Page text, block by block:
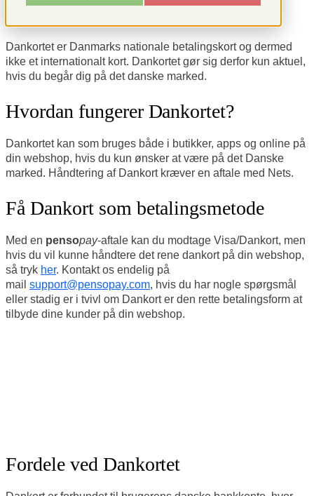
Dankortet er Danmarks nationale betalingskort og dermed
ikke et internationalt kort. Dankortet gør sig derfor kun aktuel,
hvis du begår dig på det danske marked.
Hvordan fungerer Dankortet?
Dankortet kan som bruges både i butikker, apps og online på
din webshop, hvis du kun ønsker at være på det Danske
marked. Håndtering af Dankort kræver en aftale med Nets.
Få Dankort som betalingsmetode
Med en pensopay-aftale kan du modtage Visa/Dankort, men
hvis du vil kunne håndtere det rene dankort på din webshop,
så tryk her. Kontakt os endelig på
mail support@pensopay.com, hvis du har nogle spørgsmål
eller stadig er i tvivl om Dankort er den rette betalingsform at
tilbyde dine kunder på din webshop.
Fordele ved Dankortet